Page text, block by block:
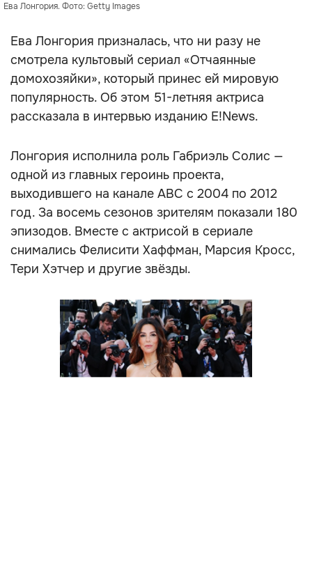
Ева Лонгория. Фото: Getty Images
Ева Лонгория призналась, что ни разу не
смотрела культовый сериал «Отчаянные
домохозяйки», который принес ей мировую
популярность. Об этом 51-летняя актриса
рассказала в интервью изданию E!News.
Лонгория исполнила роль Габриэль Солис —
одной из главных героинь проекта,
выходившего на канале ABC с 2004 по 2012
год. За восемь сезонов зрителям показали 180
эпизодов. Вместе с актрисой в сериале
снимались Фелисити Хаффман, Марсия Кросс,
Тери Хэтчер и другие звёзды.